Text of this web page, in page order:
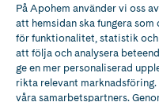
Apotek med tillstånd
av Läkemedelsverket
På Apohem använder vi oss
att hemsidan ska fungera som
för funktionalitet, statistik och
att följa och analysera
ge en mer personaliserad
rikta relevant
våra samarbetspartners.